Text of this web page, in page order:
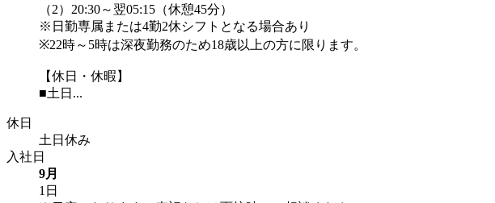
（2）20:30～翌05:15（休憩45分）
※日勤専属または4勤2休シフトとなる場合あり
※22時～5時は深夜勤務のため18歳以上の方に限ります。
【休日・休暇】
■土日...
休日
土日休み
入社日
9月
1日